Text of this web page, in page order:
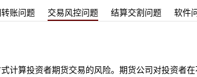
账问题 交易风控问题 结算交割问题 软件
计算投资者期货交易的风险。期货公司对投资者在